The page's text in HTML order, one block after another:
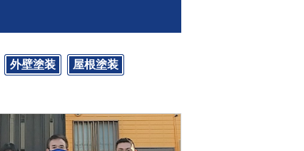
外壁塗装
屋根塗装